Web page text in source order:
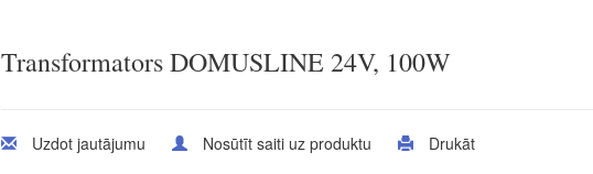
Transformators DOMUSLINE 24V, 100W
Uzdot jautājumu Nosūtīt saiti uz produktu Drukāt